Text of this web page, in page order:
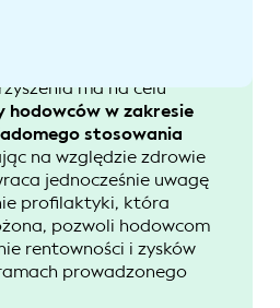
ma na celu
hodowcóww zakresie
stosowania
na względzie zdrowie
jednocześnie uwagę
profilaktyki, która
pozwoli hodowcom
rentowności i zysków
prowadzonego